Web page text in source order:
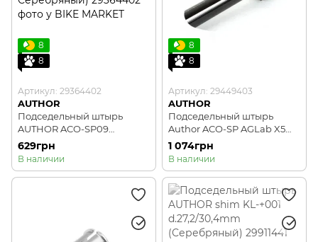
8
8
Артикул: 29364402
AUTHOR
Подседельный штырь
AUTHOR ACO-SP09
d.26,4mm/l.400mm
(матовый Черный/
629грн
В наличии
8
8
Артикул: 29449403
AUTHOR
Подседельный штырь
Author ACO-SP AGLab X5
d.30,9mm/ l.400mm (black)
1 074грн
В наличии